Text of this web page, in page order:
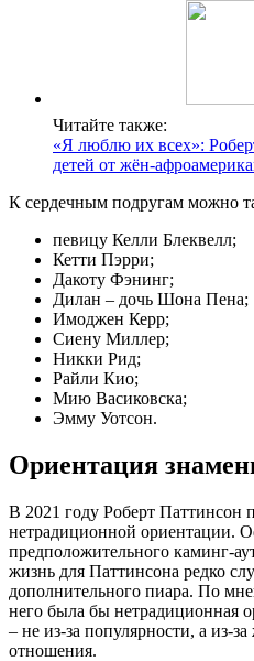
Читайте также:
«Я люблю их всех»:
детей от жён-
К сердечным подругам можно
певицу Келли Блеквелл;
Кетти Пэрри;
Дакоту Фэнинг;
Дилан – дочь Шона Пена;
Имоджен Керр;
Сиену Миллер;
Никки Рид;
Райли Кио;
Мию Васиковска;
Эмму Уотсон.
Ориентация
В 2021 году Роберт Паттинсон
нетрадиционной ориентации.
предположительного каминг-
жизнь для Паттинсона редко
дополнительного пиара. По
него была бы нетрадиционная
– не из-за популярности, а из-
отношения.